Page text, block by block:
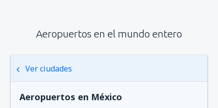
Aeropuertos en el mundo entero
Ver ciudades
Aeropuertos en México